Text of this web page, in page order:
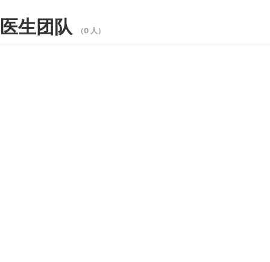
医生团队 （0 人）